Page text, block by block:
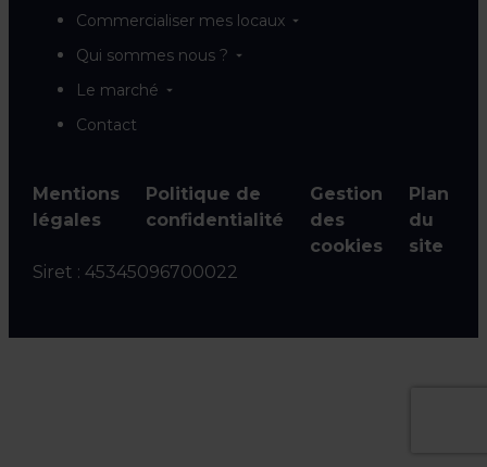
Commercialiser mes locaux
Qui sommes nous ?
Le marché
Contact
Mentions
légales
Politique de
confidentialité
Gestion
des
cookies
Plan
du
site
Siret : 45345096700022